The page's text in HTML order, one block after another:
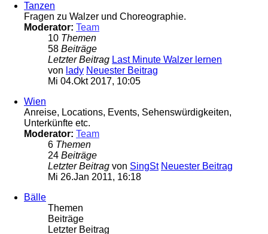
Tanzen
Fragen zu Walzer und Choreographie.
Moderator: Team
10 Themen
58 Beiträge
Letzter Beitrag Last Minute Walzer lernen
von lady Neuester Beitrag
Mi 04.Okt 2017, 10:05
Wien
Anreise, Locations, Events, Sehenswürdigkeiten,
Unterkünfte etc.
Moderator: Team
6 Themen
24 Beiträge
Letzter Beitrag von SingSt Neuester Beitrag
Mi 26.Jan 2011, 16:18
Bälle
Themen
Beiträge
Letzter Beitrag